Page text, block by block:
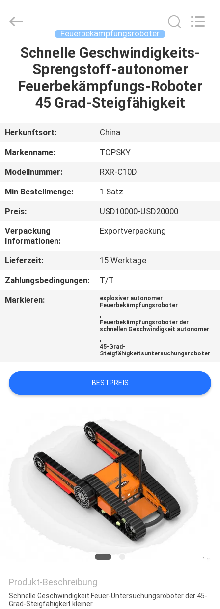
HAUS
PRODUKTE
UNS
AUSFLUG
QUALITÄTSKONTROLLE
TRETEN
SIE
MIT
UNS
SIE EIN
ZITAT
PRIVACY
POLICY
Century Holding Co.,Ltd.
Feuerbekämpfungsroboter
Schnelle Geschwindigkeits-
Sprengstoff-autonomer
Feuerbekämpfungs-Roboter
45 Grad-Steigfähigkeit
Herkunftsort:
China
Markenname:
TOPSKY
Modellnummer:
RXR-C10D
Min Bestellmenge:
1 Satz
Preis:
USD10000-USD20000
Verpackung
Informationen:
Exportverpackung
Lieferzeit:
15 Werktage
Zahlungsbedingungen:
T/T
Markieren:
explosiver autonomer
Feuerbekämpfungsroboter
,
Feuerbekämpfungsroboter der
schnellen Geschwindigkeit autonomer
,
45-Grad-
Steigfähigkeitsuntersuchungsroboter
BESTPREIS
Produkt-Beschreibung
Schnelle Geschwindigkeit Feuer-Untersuchungsroboter der 45-
Grad-Steigfähigkeit kleiner